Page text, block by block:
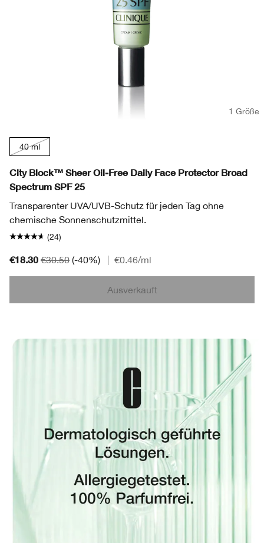
1 Größe
40 ml
City Block™ Sheer Oil-Free Daily Face Protector Broad
Spectrum SPF 25
Transparenter UVA/UVB-Schutz für jeden Tag ohne
chemische Sonnenschutzmittel.
(24)
€18.30 €30.50 (-40%) €0.46/ml
Ausverkauft